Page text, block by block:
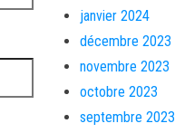
janvier 2024
décembre 2023
novembre 2023
octobre 2023
septembre 2023